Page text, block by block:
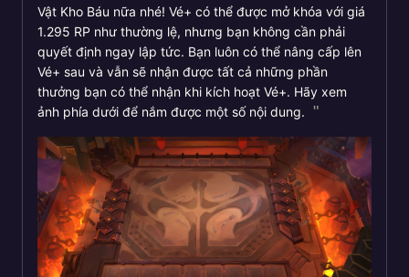
Vật Kho Báu nữa nhé! Vé+ có thể được mở khóa với giá
1.295 RP như thường lệ, nhưng bạn không cần phải
quyết định ngay lập tức. Bạn luôn có thể nâng cấp lên
Vé+ sau và vẫn sẽ nhận được tất cả những phần
thưởng bạn có thể nhận khi kích hoạt Vé+. Hãy xem
ảnh phía dưới để nắm được một số nội dung.